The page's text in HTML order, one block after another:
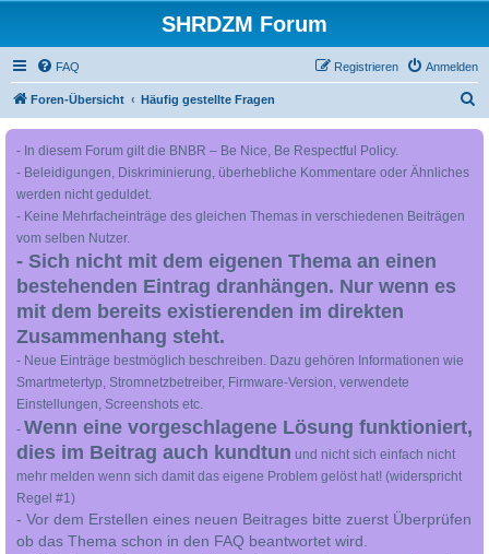
SHRDZM Forum
FAQ Anmelden
Registrieren
Foren-Übersicht Häufig gestellte Fragen
- In diesem Forum gilt die BNBR – Be Nice, Be Respectful Policy.
- Beleidigungen, Diskriminierung, überhebliche Kommentare oder Ähnliches
werden nicht geduldet.
- Keine Mehrfacheinträge des gleichen Themas in verschiedenen Beiträgen
vom selben Nutzer.
- Sich nicht mit dem eigenen Thema an einen
bestehenden Eintrag dranhängen. Nur wenn es
mit dem bereits existierenden im direkten
Zusammenhang steht.
- Neue Einträge bestmöglich beschreiben. Dazu gehören Informationen wie
Smartmetertyp, Stromnetzbetreiber, Firmware-Version, verwendete
Einstellungen, Screenshots etc.
- Wenn eine vorgeschlagene Lösung funktioniert,
dies im Beitrag auch kundtun und nicht sich einfach nicht
mehr melden wenn sich damit das eigene Problem gelöst hat! (widerspricht
Regel #1)
- Vor dem Erstellen eines neuen Beitrages bitte zuerst Überprüfen
ob das Thema schon in den FAQ beantwortet wird.